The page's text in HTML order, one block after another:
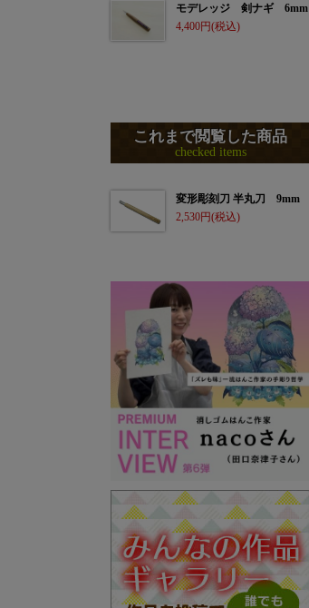
モデレッジ 剣ナギ 6mm
4,400
これまで閲覧した商品
checked items
変形彫刻刀 半丸刀 9mm
2,530